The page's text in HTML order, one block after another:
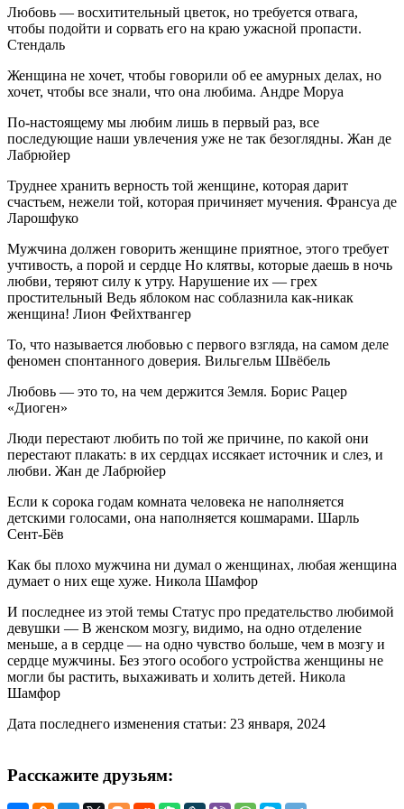
Любовь — восхитительный цветок, но требуется отвага,
чтобы подойти и сорвать его на краю ужасной пропасти.
Стендаль
Женщина не хочет, чтобы говорили об ее амурных делах, но
хочет, чтобы все знали, что она любима. Андре Моруа
По-настоящему мы любим лишь в первый раз, все
последующие наши увлечения уже не так безоглядны. Жан де
Лабрюйер
Труднее хранить верность той женщине, которая дарит
счастьем, нежели той, которая причиняет мучения. Франсуа де
Ларошфуко
Мужчина должен говорить женщине приятное, этого требует
учтивость, а порой и сердце Но клятвы, которые даешь в ночь
любви, теряют силу к утру. Нарушение их — грех
простительный Ведь яблоком нас соблазнила как-никак
женщина! Лион Фейхтвангер
То, что называется любовью с первого взгляда, на самом деле
феномен спонтанного доверия. Вильгельм Швёбель
Любовь — это то, на чем держится Земля. Борис Рацер
«Диоген»
Люди перестают любить по той же причине, по какой они
перестают плакать: в их сердцах иссякает источник и слез, и
любви. Жан де Лабрюйер
Если к сорока годам комната человека не наполняется
детскими голосами, она наполняется кошмарами. Шарль
Сент-Бёв
Как бы плохо мужчина ни думал о женщинах, любая женщина
думает о них еще хуже. Никола Шамфор
И последнее из этой темы Статус про предательство любимой
девушки — В женском мозгу, видимо, на одно отделение
меньше, а в сердце — на одно чувство больше, чем в мозгу и
сердце мужчины. Без этого особого устройства женщины не
могли бы растить, выхаживать и холить детей. Никола
Шамфор
Дата последнего изменения статьи: 23 января, 2024
Расскажите друзьям: